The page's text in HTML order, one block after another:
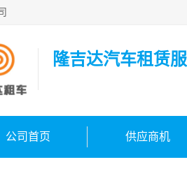
隆吉达汽车租赁
公司首页 供应商机